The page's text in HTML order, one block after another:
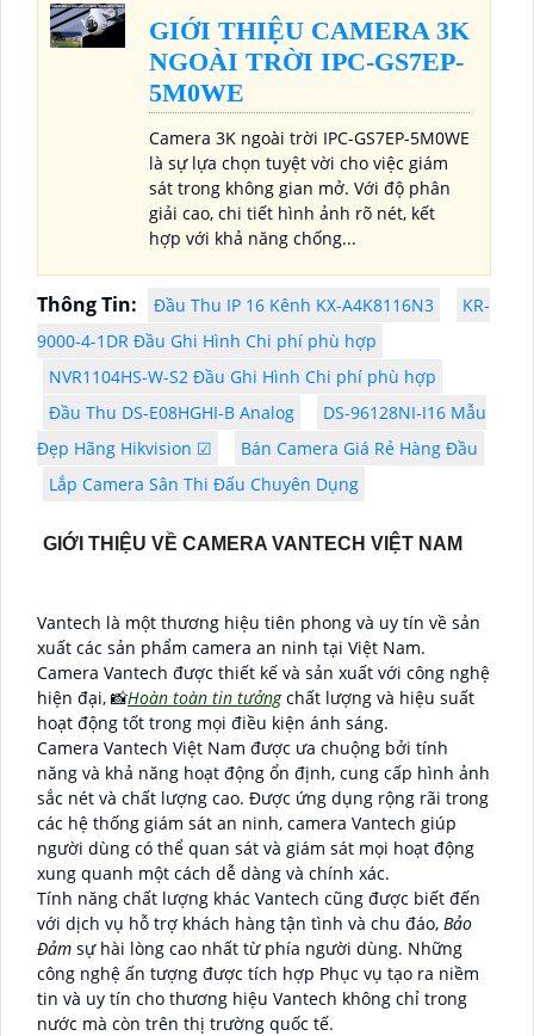
GIỚI THIỆU CAMERA 3K
NGOÀI TRỜI IPC-GS7EP-
5M0WE
Camera 3K ngoài trời IPC-GS7EP-5M0WE
là sự lựa chọn tuyệt vời cho việc giám
sát trong không gian mở. Với độ phân
giải cao, chi tiết hình ảnh rõ nét, kết
hợp với khả năng chống...
Thông Tin: Đầu Thu IP 16 Kênh KX-A4K8116N3
KR-
9000-4-1DR Đầu Ghi Hình Chi phí phù hợp
NVR1104HS-W-S2 Đầu Ghi Hình Chi phí phù hợp
Đầu Thu DS-E08HGHI-B Analog
DS-96128NI-I16 Mẫu
Đẹp Hãng Hikvision ☑
Bán Camera Giá Rẻ Hàng Đầu
Lắp Camera Sân Thi Đấu Chuyên Dụng
GIỚI THIỆU VỀ CAMERA VANTECH VIỆT NAM
Vantech là một thương hiệu tiên phong và uy tín về sản
xuất các sản phẩm camera an ninh tại Việt Nam.
Camera Vantech được thiết kế và sản xuất với công nghệ
hiện đại, 📸Hoàn toàn tin tưởngchất lượng và hiệu suất
hoạt động tốt trong mọi điều kiện ánh sáng.
Camera Vantech Việt Nam được ưa chuộng bởi tính
năng và khả năng hoạt động ổn định, cung cấp hình ảnh
sắc nét và chất lượng cao. Được ứng dụng rộng rãi trong
các hệ thống giám sát an ninh, camera Vantech giúp
người dùng có thể quan sát và giám sát mọi hoạt động
xung quanh một cách dễ dàng và chính xác.
Tính năng chất lượng khác Vantech cũng được biết đến
với dịch vụ hỗ trợ khách hàng tận tình và chu đáo, Bảo
Đảm sự hài lòng cao nhất từ phía người dùng. Những
công nghệ ấn tượng được tích hợp Phục vụ tạo ra niềm
tin và uy tín cho thương hiệu Vantech không chỉ trong
nước mà còn trên thị trường quốc tế.